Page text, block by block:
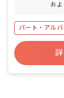
お
送迎
用
契
毎）
パート・アルバ